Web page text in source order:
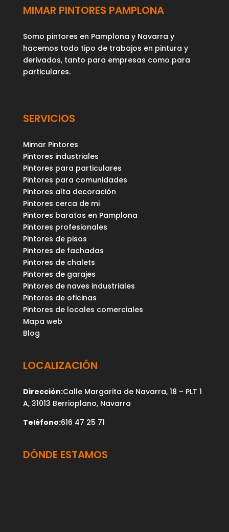
MIMAR PINTORES PAMPLONA
Somo pintores en Pamplona y Navarra y
hacemos todo tipo de trabajos en pintura y
derivados, tanto para empresas como para
particulares.
SERVICIOS
Mimar Pintores
Pintores industriales
Pintores para particulares
Pintores para comunidades
Pintores alta decoración
Pintores cerca de mi
Pintores baratos en Pamplona
Pintores profesionales
Pintores de pisos
Pintores de fachadas
Pintores de chalets
Pintores de garajes
Pintores de naves industriales
Pintores de oficinas
Pintores de locales comerciales
Mapa web
Blog
LOCALIZACIÓN
Dirección:Calle Margarita de Navarra, 18 – PLT 1
A, 31013 Berrioplano, Navarra
Teléfono:616 47 25 71
DÓNDE ESTAMOS